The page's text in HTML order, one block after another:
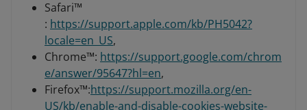
Safari™
: https://support.apple.com/kb/PH5042?
locale=en_US,
Chrome™: https://support.google.com/chrom
e/answer/95647?hl=en,
Firefox™:https://support.mozilla.org/en-
US/kb/enable-and-disable-cookies-website-